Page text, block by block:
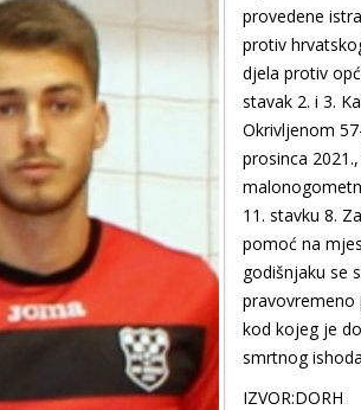
provedene
protiv
djela protiv
stavak 2. i 3.
Okrivljenom
prosinca
11. stavku 8.
pomoć na
godišnjaku se
pravovremeno
kod kojeg je
smrtnog
IZVOR:DORH